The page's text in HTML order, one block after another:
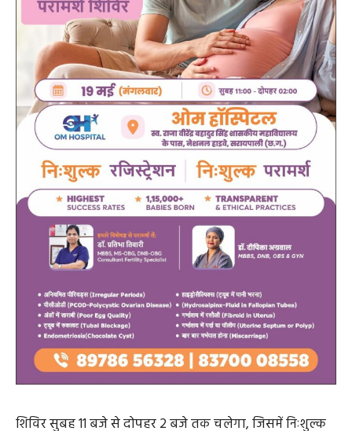
शिविर सुबह 11 बजे से दोपहर 2 बजे तक चलेगा, जिसमें निःशुल्क